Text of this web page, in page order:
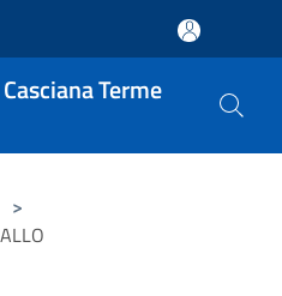
Terme
>